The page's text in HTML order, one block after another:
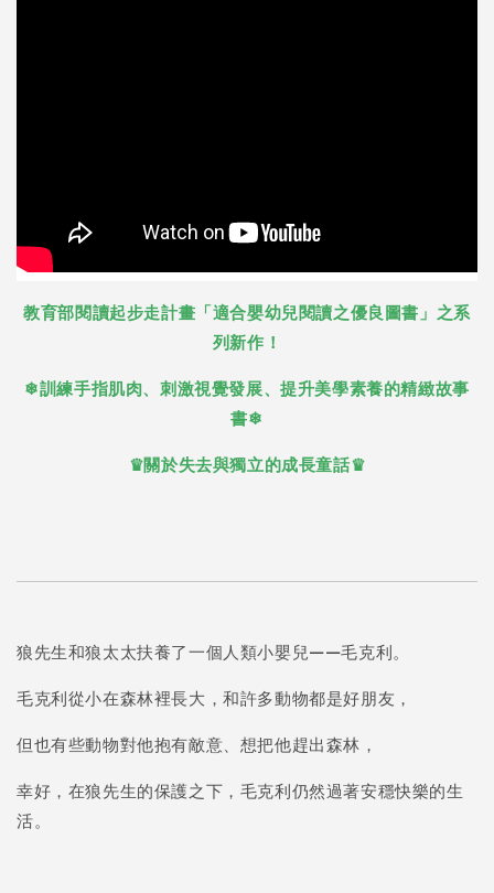
教育部閱讀起步走計畫「適合嬰幼兒閱讀之優良圖書」之系
列新作！
❄訓練手指肌肉、刺激視覺發展、提升美學素養的精緻故事
書❄
♛關於失去與獨立的成長童話♛
狼先生和狼太太扶養了一個人類小嬰兒——毛克利。
毛克利從小在森林裡長大，和許多動物都是好朋友，
但也有些動物對他抱有敵意、想把他趕出森林，
幸好，在狼先生的保護之下，毛克利仍然過著安穩快樂的生
活。